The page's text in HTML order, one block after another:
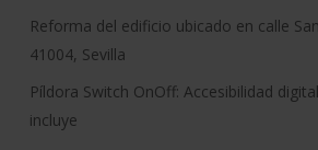
Reforma del edificio ubicado en calle
41004, Sevilla
Píldora Switch OnOff: Accesibilidad
incluye